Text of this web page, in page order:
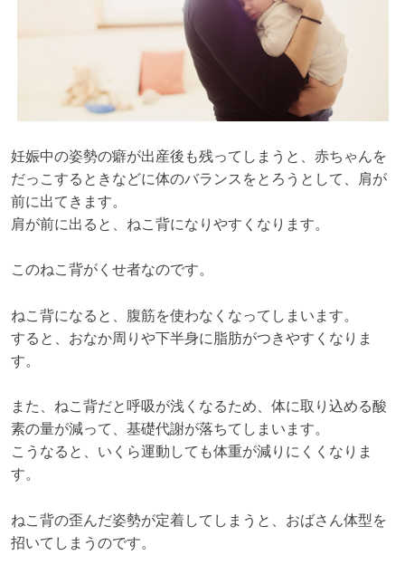
妊娠中の姿勢の癖が出産後も残ってしまうと、赤ちゃんを
だっこするときなどに体のバランスをとろうとして、肩が
前に出てきます。
肩が前に出ると、ねこ背になりやすくなります。
このねこ背がくせ者なのです。
ねこ背になると、腹筋を使わなくなってしまいます。
すると、おなか周りや下半身に脂肪がつきやすくなりま
す。
また、ねこ背だと呼吸が浅くなるため、体に取り込める酸
素の量が減って、基礎代謝が落ちてしまいます。
こうなると、いくら運動しても体重が減りにくくなりま
す。
ねこ背の歪んだ姿勢が定着してしまうと、おばさん体型を
招いてしまうのです。